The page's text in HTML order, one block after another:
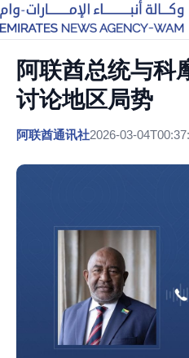
阿联酋总统与科
讨论地区局势
阿联酋通讯社2026-03-